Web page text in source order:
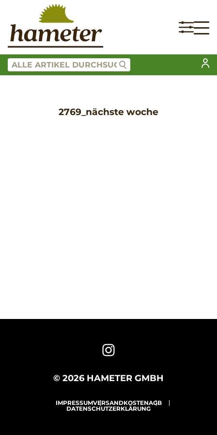
2769_nächste woche
© 2026 HAMETER GMBH
IMPRESSUMVERSANDKOSTENAGB
DATENSCHUTZERKLÄRUNG